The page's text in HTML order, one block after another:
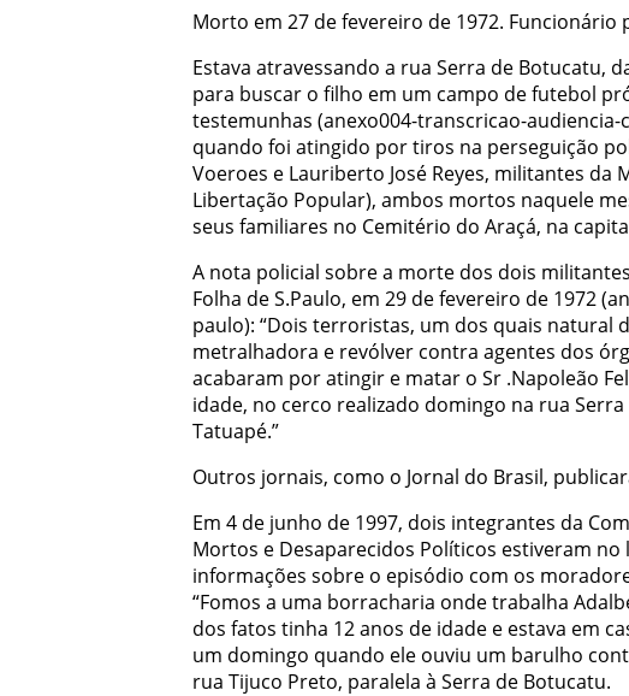
Morto em 27 de fevereiro de 1972. Funcionário
Estava atravessando a rua Serra de Botucatu,
para buscar o filho em um campo de futebol
testemunhas (anexo004-transcricao-audiencia-
quando foi atingido por tiros na perseguição
Voeroes e Lauriberto José Reyes, militantes da
Libertação Popular), ambos mortos naquele
seus familiares no Cemitério do Araçá, na
A nota policial sobre a morte dos dois
Folha de S.Paulo, em 29 de fevereiro de 1972
paulo): “Dois terroristas, um dos quais natural
metralhadora e revólver contra agentes dos
acabaram por atingir e matar o Sr .Napoleão
idade, no cerco realizado domingo na rua
Tatuapé.”
Outros jornais, como o Jornal do Brasil,
Em 4 de junho de 1997, dois integrantes da
Mortos e Desaparecidos Políticos estiveram
informações sobre o episódio com os
“Fomos a uma borracharia onde trabalha
dos fatos tinha 12 anos de idade e estava em
um domingo quando ele ouviu um barulho
rua Tijuco Preto, paralela à Serra de Botucatu.